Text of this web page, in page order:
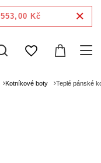
Kč
Kotníkové boty Teplé pánské